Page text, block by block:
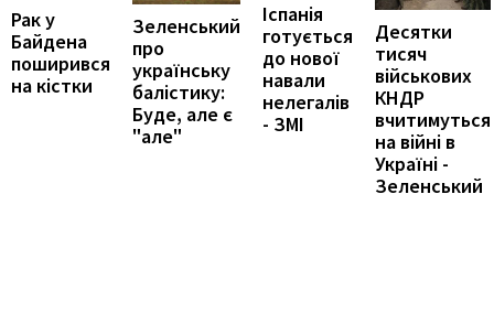
Рак у
Байдена
поширився
на кістки
Зеленський
про
українську
балістику:
Буде, але є
"але"
Іспанія
готується
до нової
навали
нелегалів
- ЗМІ
Десятки
тисяч
військових
КНДР
вчитимуться
на війні в
Україні -
Зеленський